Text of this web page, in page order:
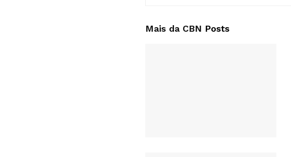
Mais da CBN Posts